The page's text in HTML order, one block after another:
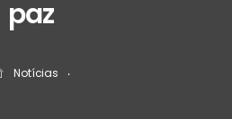
paz
Notícias ‧